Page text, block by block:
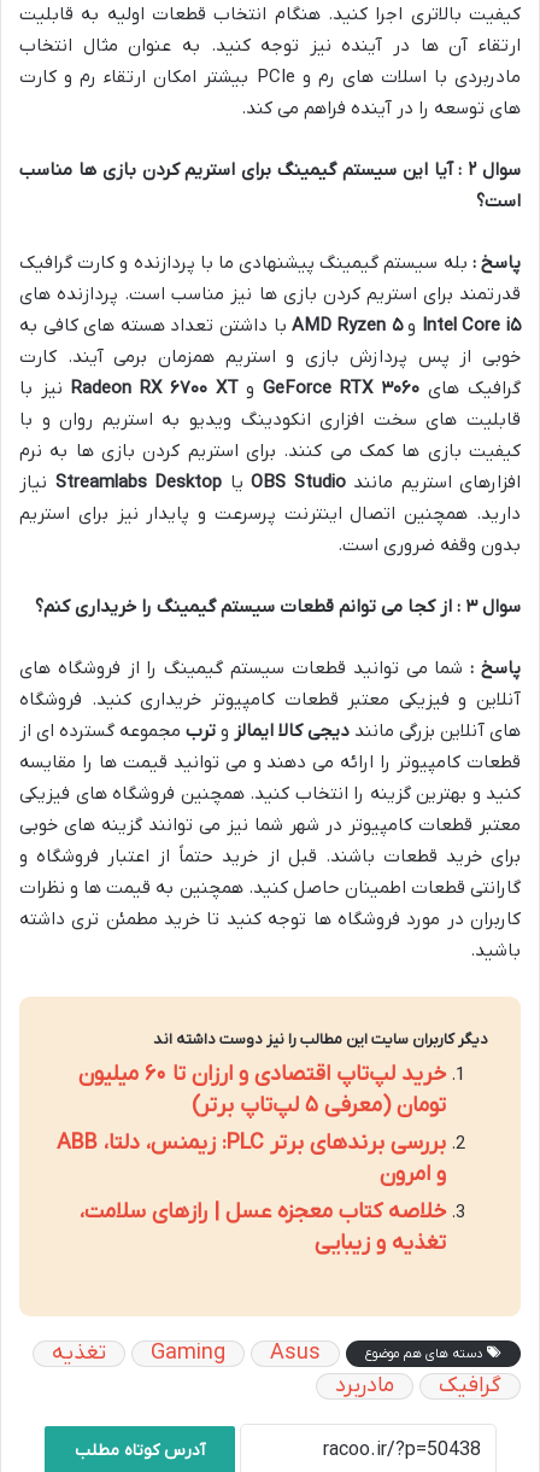
کیفیت بالاتری اجرا کنید. هنگام انتخاب قطعات اولیه به قابلیت
ارتقاء آن ها در آینده نیز توجه کنید. به عنوان مثال انتخاب
مادربردی با اسلات های رم و PCIe بیشتر امکان ارتقاء رم و کارت
های توسعه را در آینده فراهم می کند.
سوال۲ : آیا این سیستم گیمینگ برای استریم کردن بازی ها مناسب
است؟
پاسخ : بله سیستم گیمینگ پیشنهادی ما با پردازنده و کارت گرافیک
قدرتمند برای استریم کردن بازی ها نیز مناسب است. پردازنده های
Intel Core i۵ و AMD Ryzen ۵
با داشتن تعداد هسته های کافی به
خوبی از پس پردازش بازی و استریم همزمان برمی آیند. کارت
گرافیک های
GeForce RTX ۳۰۶۰ و Radeon RX ۶۷۰۰XT
نیز با
قابلیت های سخت افزاری انکودینگ ویدیو به استریم روان و با
کیفیت بازی ها کمک می کنند. برای استریم کردن بازی ها به نرم
افزارهای استریم مانندOBS Studio یا Streamlabs Desktop نیاز
دارید. همچنین اتصال اینترنت پرسرعت و پایدار نیز برای استریم
بدون وقفه ضروری است.
سوال۳ : از کجا می توانم قطعات سیستم گیمینگ را خریداری کنم؟
پاسخ : شما می توانید قطعات سیستم گیمینگ را از فروشگاه های
آنلاین و فیزیکی معتبر قطعات کامپیوتر خریداری کنید. فروشگاه
های آنلاین بزرگی مانند دیجی کالا ایمالز و ترب مجموعه گسترده ای از
قطعات کامپیوتر را ارائه می دهند و می توانید قیمت ها را مقایسه
کنید و بهترین گزینه را انتخاب کنید. همچنین فروشگاه های فیزیکی
معتبر قطعات کامپیوتر در شهر شما نیز می توانند گزینه های خوبی
برای خرید قطعات باشند. قبل از خرید حتماً از اعتبار فروشگاه و
گارانتی قطعات اطمینان حاصل کنید. همچنین به قیمت ها و نظرات
کاربران در مورد فروشگاه ها توجه کنید تا خرید مطمئن تری داشته
باشید.
دیگر کاربران سایت این مطالب را نیز دوست داشته اند
خرید لپ‌تاپ اقتصادی و ارزان تا ۶۰ میلیون
تومان (معرفی ۵ لپ‌تاپ برتر)
بررسی برندهای برتر PLC: زیمنس، دلتا، ABB
و امرون
خلاصه کتاب معجزه عسل | رازهای سلامت،
تغذیه و زیبایی
دسته های هم موضوع Asus
Gaming
تغذیه
گرافیک
مادربرد
آدرس کوتاه مطلب